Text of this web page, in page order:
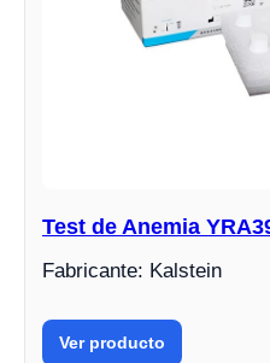
Test de Anemia
Fabricante: Kalstein
Ver producto